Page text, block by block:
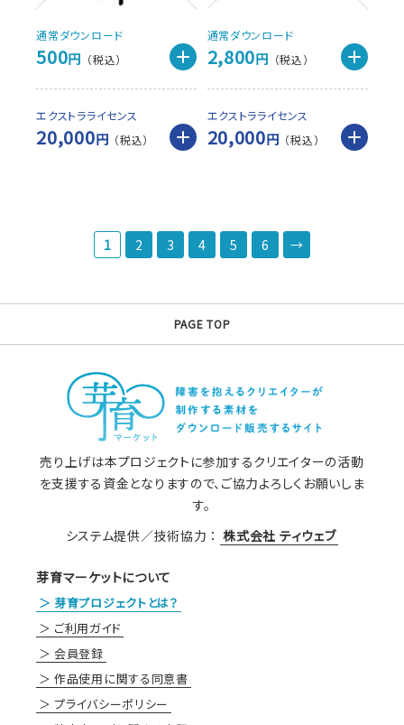
通常ダウンロード
500円
エクストラライセンス
20,000円
通常ダウンロード
2,800円
エクストラライセンス
20,000円
1 2 3 4 5 6 →
PAGE TOP
売り上げは本プロジェクトに参加するクリエイターの活動
を支援する資金となりますので、ご協力よろしくお願いしま
す。
システム提供／技術協力 ： 株式会社 ティウェブ
芽育マーケットについて
芽育プロジェクトとは？
ご利用ガイド
会員登録
作品使用に関する同意書
プライバシーポリシー